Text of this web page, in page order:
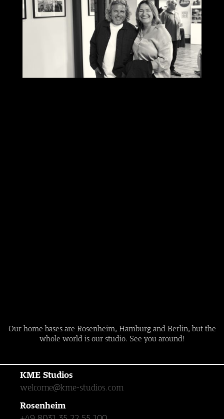
Our home bases are Rosenheim, Hamburg and Berlin, but the
whole world is our studio. See you around!
KME Studios
welcome@kme-studios.com
Rosenheim